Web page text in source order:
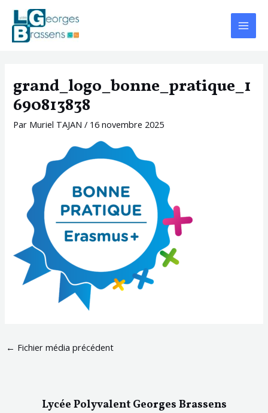
Aller
contenu
Main
Menu
grand_logo_bonne_pratique_1
690813838
Par Muriel TAJAN/ 16 novembre 2025
Navigation
des
articles
← Fichier média précédent
Lycée Polyvalent Georges Brassens